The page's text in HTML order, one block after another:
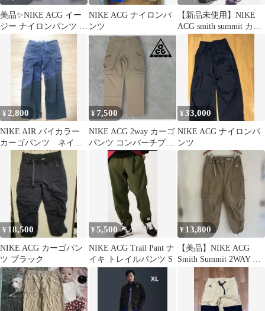
美品✨NIKE ACG イー
ジー ナイロンパンツ カ
ーキ Lサイズ 軽量
NIKE ACG ナイロンパ
ンツ
【新品未使用】NIKE
ACG smith summit カー
ゴパンツ S 紺色
¥2,800
NIKE AIR バイカラー
カーゴパンツ ネイビ
¥7,500
NIKE ACG 2way カーゴ
パンツ コンバーチブル
ベージュ
¥33,000
NIKE ACG ナイロンパ
ンツ
¥ 18,500
NIKE ACG カーゴパン
ツ ブラック
¥5,500
NIKE ACG Trail Pant ナ
イキ トレイルパンツ S
¥ 13,800
【美品】NIKE ACG
Smith Summit 2WAY カ
ーゴパンツ S